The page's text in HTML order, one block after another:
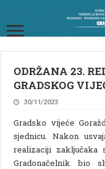
ODRŽANA 23.
GRADSKOG
30/11/2023
Gradsko vijeće
sjednicu. Nakon
realizaciji zaključaka
Gradonačelnik bio